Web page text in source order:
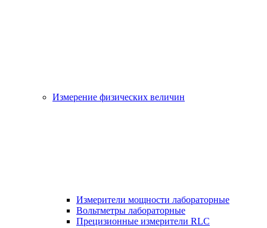
Измерение физических величин
Измерители мощности лабораторные
Вольтметры лабораторные
Прецизионные измерители RLC